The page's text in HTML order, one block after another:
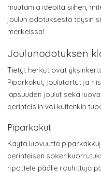
muutamia ideoita siihen,
joulun odotuksesta täysin
merkeissä!
Joulunodotuksen
Tietyt herkut ovat
Piparkakut, joulutortut ja
lapsuuden joulut sekä
perinteisiin voi kuitenkin
Piparkakut
Käytä luovuutta
perinteisen
ripottele päälle rouhittuja